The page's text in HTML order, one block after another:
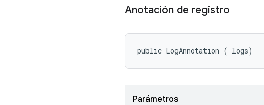
Anotación de registro
public LogAnnotation ( logs)
Parámetros